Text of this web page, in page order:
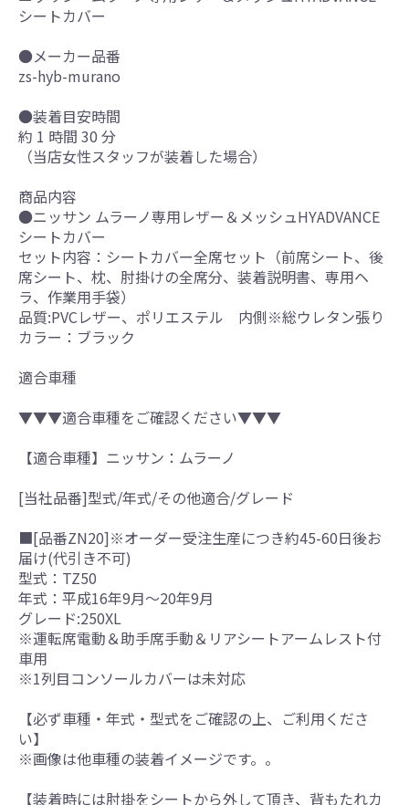
シートカバー
●メーカー品番
zs-hyb-murano
●装着目安時間
約 1 時間 30 分
（当店女性スタッフが装着した場合）
商品内容
●ニッサン ムラーノ専用レザー＆メッシュHYADVANCE
シートカバー
セット内容：シートカバー全席セット（前席シート、後
席シート、枕、肘掛けの全席分、装着説明書、専用ヘ
ラ、作業用手袋）
品質:PVCレザー、ポリエステル 内側※総ウレタン張り
カラー：ブラック
適合車種
▼▼▼適合車種をご確認ください▼▼▼
【適合車種】ニッサン：ムラーノ
[当社品番]型式/年式/その他適合/グレード
■[品番ZN20]※オーダー受注生産につき約45-60日後お
届け(代引き不可)
型式：TZ50
年式：平成16年9月～20年9月
グレード:250XL
※運転席電動＆助手席手動＆リアシートアームレスト付
車用
※1列目コンソールカバーは未対応
【必ず車種・年式・型式をご確認の上、ご利用くださ
い】
※画像は他車種の装着イメージです。。
【装着時には肘掛をシートから外して頂き、背もたれカ